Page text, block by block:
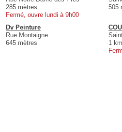
285 mètres
Fermé, ouvre lundi à 9h00
505
Dv Peinture
Rue Montaigne
645 mètres
1 km